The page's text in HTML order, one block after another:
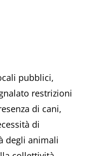
pubblici,
restrizioni
di cani,
di
degli animali